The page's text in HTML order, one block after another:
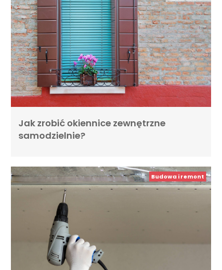
Jak zrobić okiennice zewnętrzne
samodzielnie?
Budowa i remont